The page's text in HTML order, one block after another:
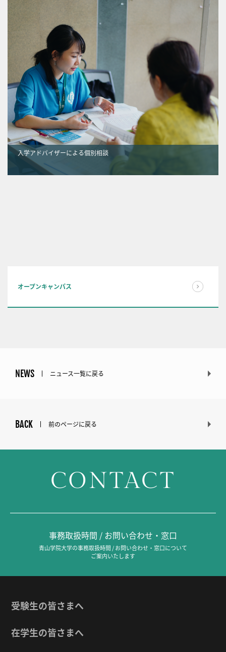
入学アドバイザーによる個別相談
オープンキャンパス
NEWS ニュース一覧に戻る
BACK 前のページに戻る
CONTACT
事務取扱時間 / お問い合わせ・窓口
青山学院大学の事務取扱時間 / お問い合わせ・窓口について
ご案内いたします
受験生の皆さまへ
在学生の皆さまへ